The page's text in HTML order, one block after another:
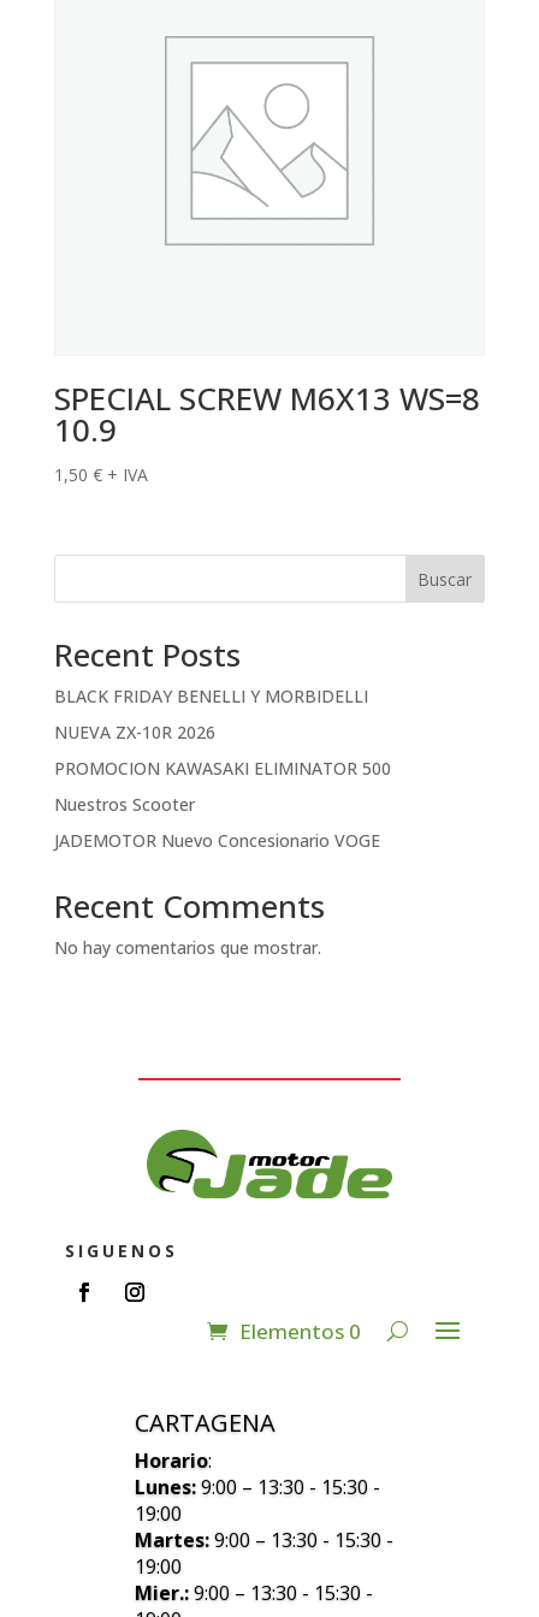
SPECIAL SCREW M6X13 WS=8
10.9
1,50 € + IVA
Buscar
Recent Posts
BLACK FRIDAY BENELLI Y MORBIDELLI
NUEVA ZX-10R 2026
PROMOCION KAWASAKI ELIMINATOR 500
Nuestros Scooter
JADEMOTOR Nuevo Concesionario VOGE
Recent Comments
No hay comentarios que mostrar.
SIGUENOS
Elementos 0
CARTAGENA
Horario:
Lunes:9:00 – 13:30 - 15:30 -
19:00
Martes:9:00 – 13:30 - 15:30 -
19:00
Mier.:9:00 – 13:30 - 15:30 -